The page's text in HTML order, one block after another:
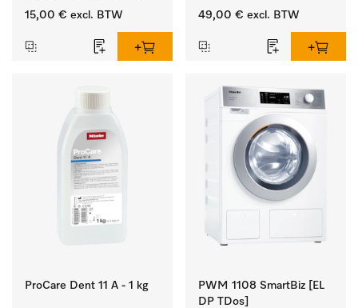
transmissie-instrumenten.
15,00 € excl. BTW
tandheelkundige
49,00 € excl. BTW
ProCare Dent 11 A - 1 kg
PWM 1108 SmartBiz [EL
DP TDos]